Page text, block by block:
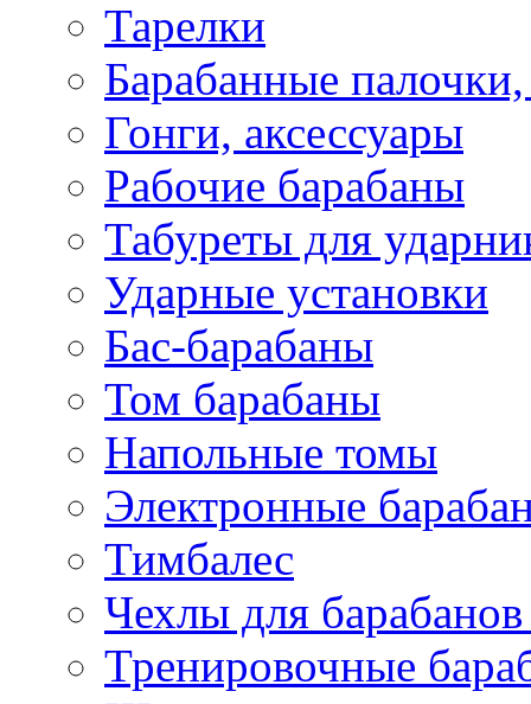
Тарелки
Барабанные палочки,
Гонги, аксессуары
Рабочие барабаны
Табуреты для
Ударные установки
Бас-барабаны
Том барабаны
Напольные томы
Электронные
Тимбалес
Чехлы для
Тренировочные